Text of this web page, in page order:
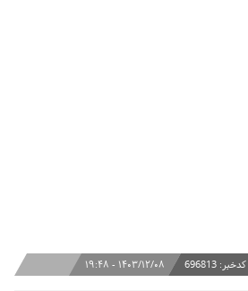
کدخبر:696813 ۱۴۰۳/۱۲/۰۸ - ۱۹:۴۸